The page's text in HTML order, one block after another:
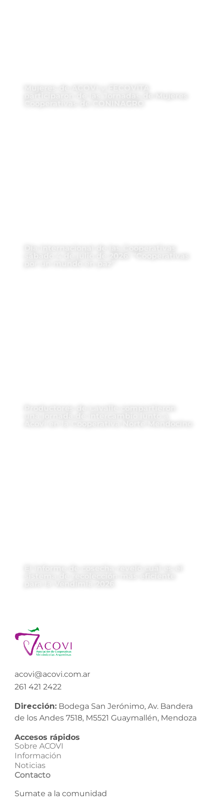
acovi@acovi.com.ar
261 421 2422
Dirección: Bodega San Jerónimo, Av. Bandera
de los Andes 7518, M5521 Guaymallén, Mendoza
Accesos rápidos
Sobre ACOVI
Información
Noticias
Contacto
Sumate a la comunidad